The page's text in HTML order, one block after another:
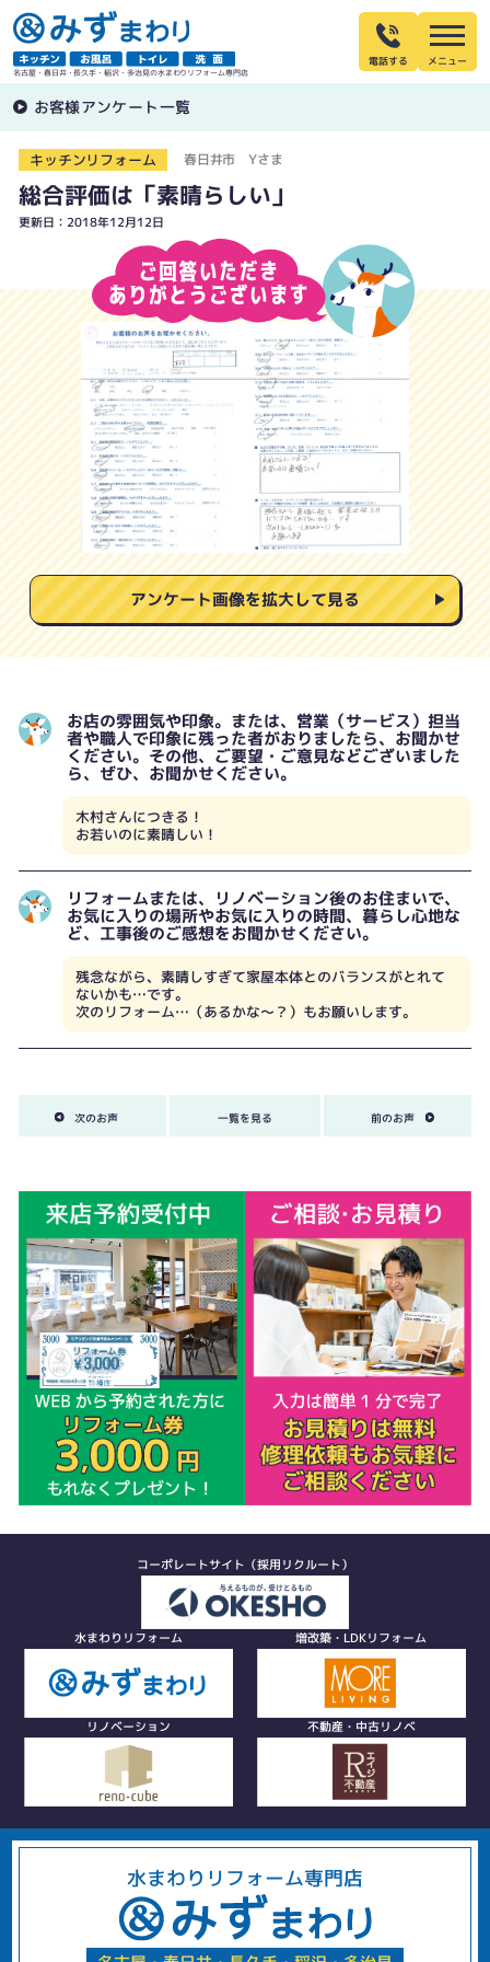
名古屋・春日井・長久手・稲沢・多治見の水まわりリフォーム専門店
電話する
お客様アンケート一覧
キッチンリフォーム 春日井市 Yさま
総合評価は「素晴らしい」
更新日：2018年12月12日
アンケート画像を拡大して見る
お店の雰囲気や印象。または、営業（サービス）担当
者や職人で印象に残った者がおりましたら、お聞かせ
ください。その他、ご要望・ご意見などございました
ら、ぜひ、お聞かせください。
木村さんにつきる！
お若いのに素晴しい！
リフォームまたは、リノベーション後のお住まいで、
お気に入りの場所やお気に入りの時間、暮らし心地な
ど、工事後のご感想をお聞かせください。
残念ながら、素晴しすぎて家屋本体とのバランスがとれて
ないかも…です。
次のリフォーム…（あるかな～？）もお願いします。
次のお声 一覧を見る 前のお声
コーポレートサイト（採用リクルート）
水まわりリフォーム 増改築・LDKリフォーム
リノベーション 不動産・中古リノベ
水まわりリフォーム専門店